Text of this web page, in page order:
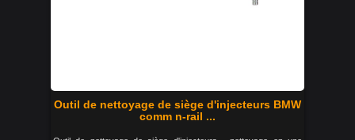
Outil de nettoyage de siège d'injecteurs BMW
comm n-rail ...